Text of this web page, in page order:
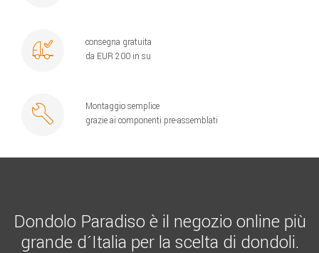
consegna gratuita
da EUR 200 in su
Montaggio semplice
grazie ai componenti pre-assemblati
Dondolo Paradiso è il negozio online più
grande d´Italia per la scelta di dondoli.